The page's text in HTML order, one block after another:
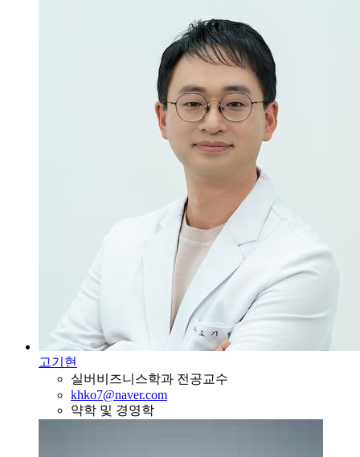
고기현
실버비즈니스학과 전공교수
khko7@naver.com
약학 및 경영학